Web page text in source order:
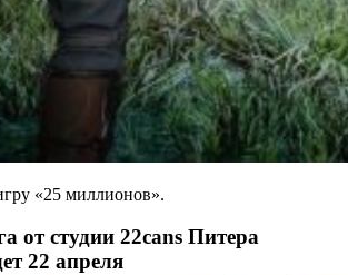
«25 миллионов».
от студии 22cans Питера
22 апреля